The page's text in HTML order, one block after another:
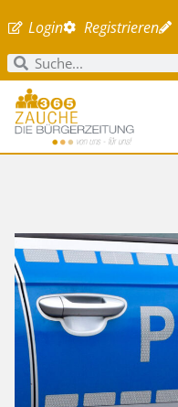
Login Registrieren